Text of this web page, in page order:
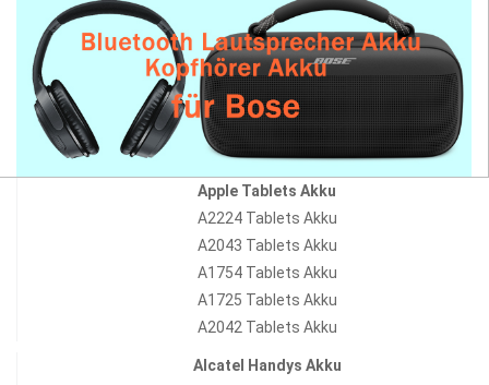
Apple Tablets Akku
A2224 Tablets Akku
A2043 Tablets Akku
A1754 Tablets Akku
A1725 Tablets Akku
A2042 Tablets Akku
Alcatel Handys Akku